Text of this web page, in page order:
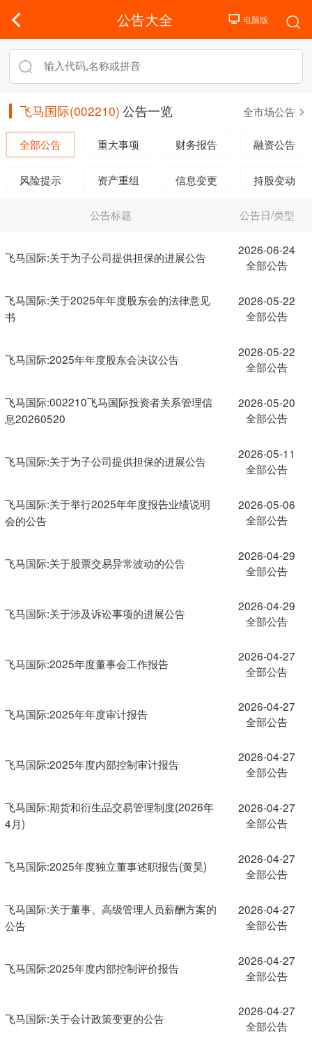
公告大全
飞马国际(002210) 公告一览 全市场公告
全部公告 重大事项 财务报告 融资公告
风险提示 资产重组 信息变更 持股变动
公告标题 公告日/类型
飞马国际:关于为子公司提供担保的进展公告
2026-06-24
全部公告
飞马国际:关于2025年年度股东会的法律意见
书
2026-05-22
全部公告
飞马国际:2025年年度股东会决议公告
2026-05-22
全部公告
飞马国际:002210飞马国际投资者关系管理信
息20260520
2026-05-20
全部公告
飞马国际:关于为子公司提供担保的进展公告
2026-05-11
全部公告
飞马国际:关于举行2025年年度报告业绩说明
会的公告
2026-05-06
全部公告
飞马国际:关于股票交易异常波动的公告
2026-04-29
全部公告
飞马国际:关于涉及诉讼事项的进展公告
2026-04-29
全部公告
飞马国际:2025年度董事会工作报告
2026-04-27
全部公告
飞马国际:2025年年度审计报告
2026-04-27
全部公告
飞马国际:2025年度内部控制审计报告
2026-04-27
全部公告
飞马国际:期货和衍生品交易管理制度(2026年
4月)
2026-04-27
全部公告
飞马国际:2025年度独立董事述职报告(黄昊)
2026-04-27
全部公告
飞马国际:关于董事、高级管理人员薪酬方案的
公告
2026-04-27
全部公告
飞马国际:2025年度内部控制评价报告
2026-04-27
全部公告
飞马国际:关于会计政策变更的公告
2026-04-27
全部公告